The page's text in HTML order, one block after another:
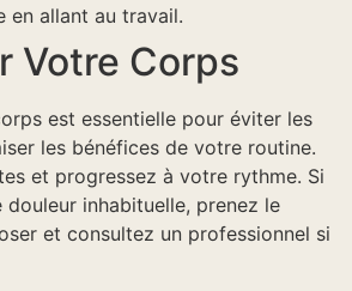
en allant au travail.
Votre Corps
est essentielle pour éviter les
les bénéfices de votre routine.
et progressez à votre rythme. Si
douleur inhabituelle, prenez le
et consultez un professionnel si